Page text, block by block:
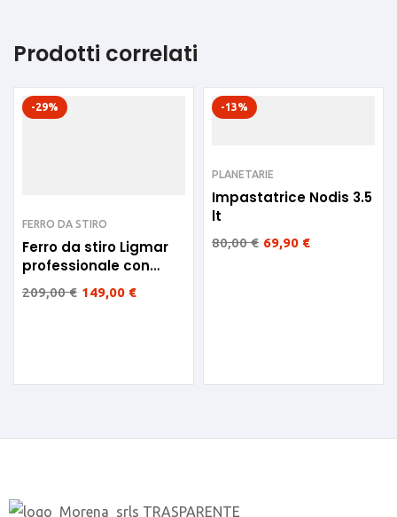
Prodotti correlati
-29%
FERRO DA STIRO
Ferro da stiro Ligmar
professionale con
caldaia 1950w
032HXXBK
209,00€ 149,00 €
-13%
PLANETARIE
Impastatrice Nodis 3.5
lt
80,00€ 69,90 €